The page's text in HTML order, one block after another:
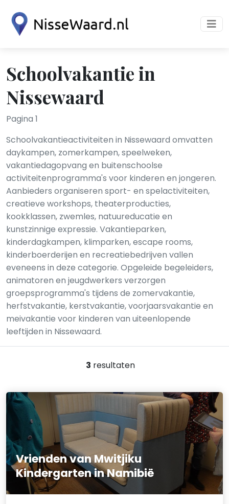
Schoolvakantie in
Nissewaard
Pagina 1
Schoolvakantieactiviteiten in Nissewaard omvatten
daykampen, zomerkampen, speelweken,
vakantiedagopvang en buitenschoolse
activiteitenprogramma's voor kinderen en jongeren.
Aanbieders organiseren sport- en spelactiviteiten,
creatieve workshops, theaterproducties,
kookklassen, zwemles, natuureducatie en
kunstzinnige expressie. Vakantieparken,
kinderdagkampen, klimparken, escape rooms,
kinderboerderijen en recreatiebedrijven vallen
eveneens in deze categorie. Opgeleide begeleiders,
animatoren en jeugdwerkers verzorgen
groepsprogramma's tijdens de zomervakantie,
herfstvakantie, kerstvakantie, voorjaarsvakantie en
meivakantie voor kinderen van uiteenlopende
leeftijden in Nissewaard.
3 resultaten
Vrienden van Mwitjiku
Kindergarten in Namibië